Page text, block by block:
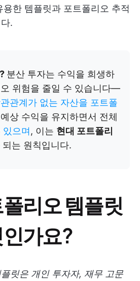
한 템플릿과 포트폴리오 추적
.
분산 투자는 수익을 희생하
위험을 줄일 수 있습니다—
관계가 없는 자산을 포트폴
예상 수익을 유지하면서 전체
있으며 , 이는 현대 포트폴리
되는 원칙입니다.
리오 템플릿
가요?
릿은 개인 투자자, 재무 고문